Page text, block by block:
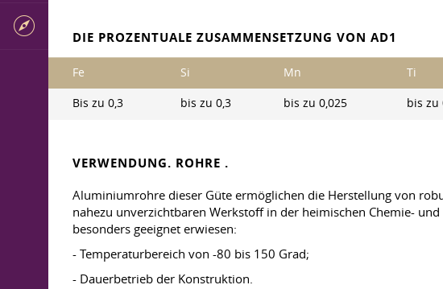
DIE PROZENTUALE ZUSAMMENSETZUNG VON AD1
Fe Si Mn Ti
Bis zu 0,3 bis zu 0,3 bis zu 0,025 bis zu
VERWENDUNG. ROHRE .
Aluminiumrohre dieser Güte ermöglichen die Herstellung von
nahezu unverzichtbaren Werkstoff in der heimischen Chemie-
besonders geeignet erwiesen:
- Temperaturbereich von -80 bis 150 Grad;
- Dauerbetrieb der Konstruktion.